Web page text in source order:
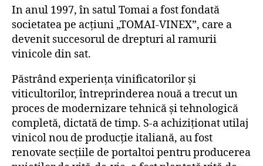
In anul 1997, în satul Tomai a fost fondată
societatea pe acțiuni „TOMAI-VINEX”, care a
devenit succesorul de drepturi al ramurii
vinicole din sat.
Păstrând experiența vinificatorilor și
viticultorilor, întreprinderea nouă a trecut un
proces de modernizare tehnică și tehnologică
completă, dictată de timp. S-a achiziționat utilaj
vinicol nou de producție italiană, au fost
renovate secțiile de portaltoi pentru producerea